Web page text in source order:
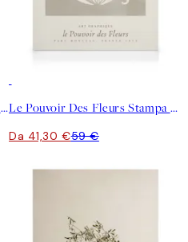
Green Botanical on Linen Stampa su Tela Le Pouvoir Des Fleurs Stampa su Tela
Da 41,30 €59 €